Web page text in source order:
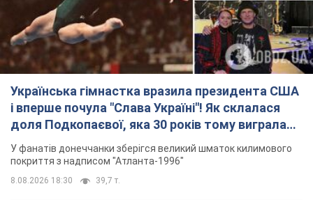
Українська гімнастка вразила президента США
і вперше почула "Слава Україні"! Як склалася
доля Подкопаєвої, яка 30 років тому виграла
"золото" Олімпіади
У фанатів донеччанки зберігся великий шматок килимового
покриття з надписом "Атланта-1996"
8.08.2026 18:30 39,7 т.